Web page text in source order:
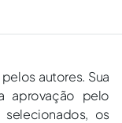
autores. Sua
aprovação pelo
os